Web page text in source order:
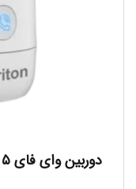
دوربین وای فای ۵ مگاپیکسل IOT-65P12M-TMSU